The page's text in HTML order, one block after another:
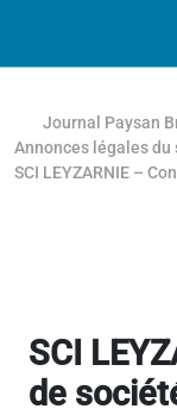
Journal Paysan
Annonces légales du
SCI LEYZARNIE –
SCI
de